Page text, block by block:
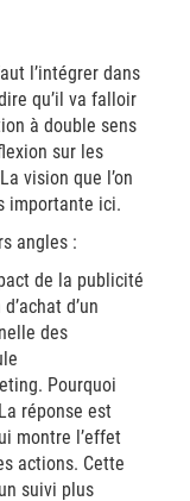
l’intégrer dans
qu’il va falloir
à double sens
sur les
vision que l’on
importante ici.
angles :
de la publicité
d’un
des
Pourquoi
réponse est
montre l’effet
actions. Cette
suivi plus